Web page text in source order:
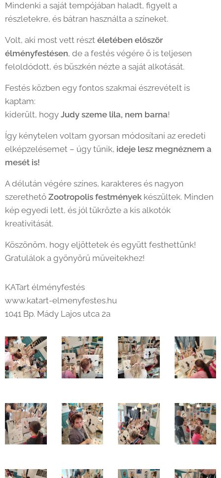
Mindenki a saját tempójában haladt, figyelt a
részletekre, és bátran használta a színeket.
Volt, aki most vett részt életében először
élményfestésen, de a festés végére ő is teljesen
feloldódott, és büszkén nézte a saját alkotását.
Festés közben egy fontos szakmai észrevételt is
kaptam:
kiderült, hogy Judy szeme lila, nem barna! 😄
Így kénytelen voltam gyorsan módosítani az eredeti
elképzelésemet – úgy tűnik, ideje lesz megnéznem a
mesét is!
A délután végére színes, karakteres és nagyon
szerethető Zootropolis festmények készültek. Minden
kép egyedi lett, és jól tükrözte a kis alkotók
kreativitását.
Köszönöm, hogy eljöttetek és együtt festhettünk!
Gratulálok a gyönyörű műveitekhez! 🎨👏
KATart élményfestés
www.katart-elmenyfestes.hu
1041 Bp. Mády Lajos utca 2a